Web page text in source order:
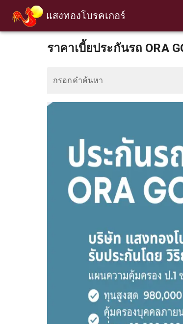
แสงทองโบรคเกอร์
ราคาเบี้ยประกันรถ ORA
กรอกคำค้นหา